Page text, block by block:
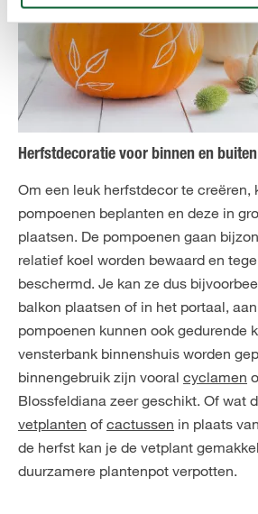
Herfstdecoratie voor binnen en buiten
Om een leuk herfstdecor te creëren,
pompoenen beplanten en deze in
plaatsen. De pompoenen gaan
relatief koel worden bewaard en
beschermd. Je kan ze dus
balkon plaatsen of in het portaal,
pompoenen kunnen ook gedurende
vensterbank binnenshuis worden
binnengebruik zijn vooral cyclamen
Blossfeldiana zeer geschikt. Of wat
vetplanten of cactussen in plaats
de herfst kan je de vetplant
duurzamere plantenpot verpotten.